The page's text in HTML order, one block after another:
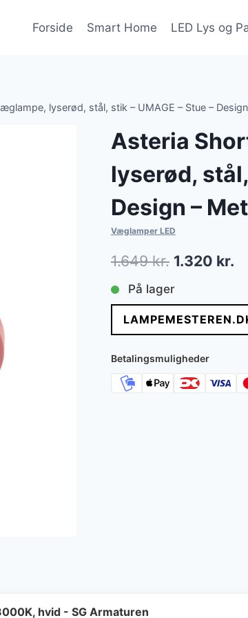
Forside Smart Home LED Lys og
lyserød, stål, stik – UMAGE – Stue –
Asteria
lyserød,
Design –
Væglamper LED
1.649kr. Den
oprindelige
pris
var:
1.649 kr..
1.320 kr.
På lager
Betalingsmuligheder
hvid - SG Armaturen